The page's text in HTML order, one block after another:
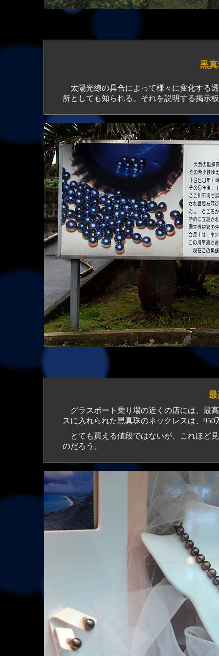
黒
太陽光線の具合によって様々に変化する
所としても知られる。それを説明する掲示
グラスボート乗り場の近くの店には、最
スに入れられた黒真珠のネックレスは、
とても買える値段ではないが、これほど
のだろう。